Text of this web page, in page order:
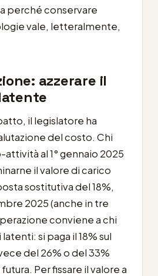
perché conservare
vale, letteralmente,
azzerare il
il legislatore ha
del costo. Chi
al 1° gennaio 2025
il valore di carico
sostitutiva del 18%,
2025 (anche in tre
conviene a chi
si paga il 18% sul
del 26% o del 33%
Per fissare il valore a